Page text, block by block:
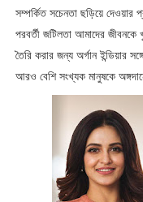
সম্পর্কিত সচেনতা ছড়িয়ে দেওয়ার
পরবর্তী জটিলতা আমাদের
তৈরি করার জন্য অর্গান ইন্ডিয়ার
আরও বেশি সংখ্যক মানুষকে